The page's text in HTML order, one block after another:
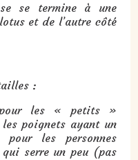
se termine à une
et de l’autre côté
:
les « petits »
poignets ayant un
les personnes
serre un peu (pas